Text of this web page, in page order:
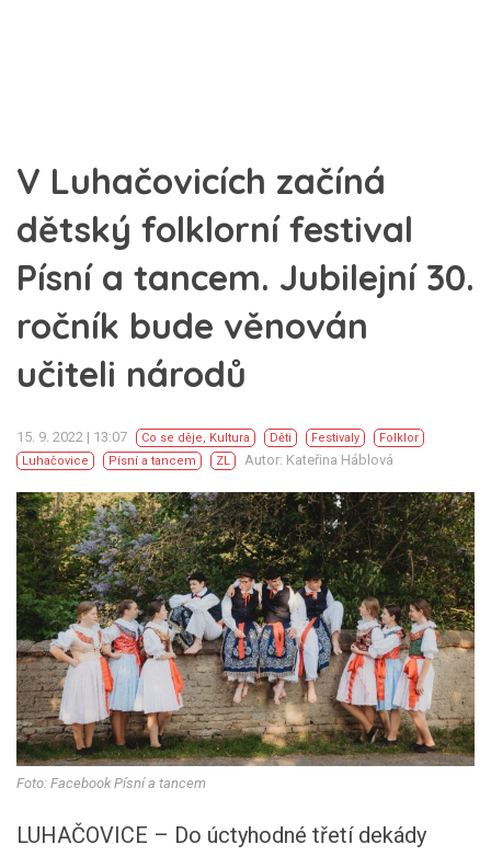
V Luhačovicích začíná
dětský folklorní festival
Písní a tancem. Jubilejní 30.
ročník bude věnován
učiteli národů
15. 9. 2022 | 13:07 Co se děje, Kultura Děti Festivaly
Folklor
Luhačovice
Písní a tancem ZL Autor: Kateřina Háblová
Foto: Facebook Písní a tancem
LUHAČOVICE – Do úctyhodné třetí dekády